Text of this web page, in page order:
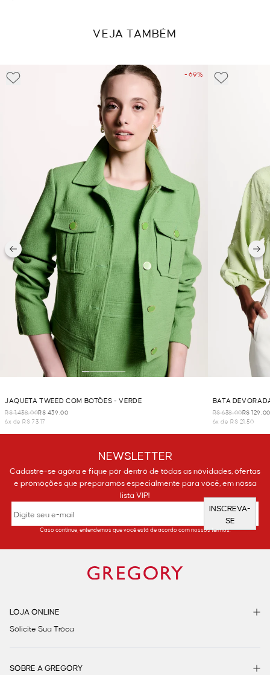
VEJA TAMBÉM
- 69%
JAQUETA TWEED COM BOTÕES - VERDE
R$ 1.438,00R$ 439,00
6x de R$ 73,17
BATA
R$ 638,00R$ 129,00
6x de R$ 21,50
NEWSLETTER
Cadastre-se agora e fique por dentro de todas as novidades, ofertas
e promoções que preparamos especialmente para você, em nossa
lista VIP!
INSCREVA-
SE
Caso continue, entendemos que você está de acordo com nossos termos.
LOJA ONLINE
Solicite Sua Troca
SOBRE A GREGORY